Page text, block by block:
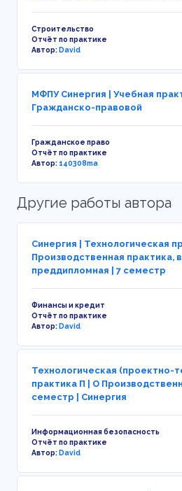
Строительство
Отчёт по практике
Автор:David
МФПУ Синергия | Учебная
Гражданско-правовой
Гражданское право
Отчёт по практике
Автор:140308ma
Другие работы автора
Синергия | Технологическая
Производственная практика,
преддипломная | 7 семестр
Финансы и кредит
Отчёт по практике
Автор:David
Технологическая (проектно-
практика П | О
семестр | Синергия
Информационная безопасность
Отчёт по практике
Автор:David